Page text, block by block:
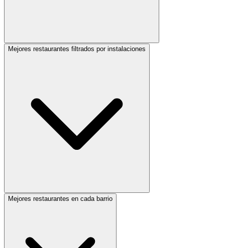
Mejores restaurantes filtrados por instalaciones
Mejores restaurantes en cada barrio